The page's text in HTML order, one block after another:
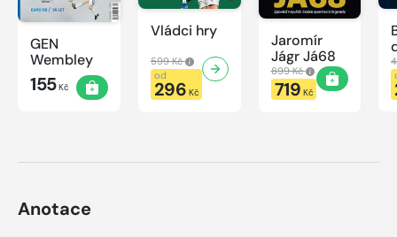
GEN
Wembley
155Kč
Vládci hry
599 Kč
od
296 Kč
Jaromír
Jágr Já68
899 Kč
719 Kč
Anotace